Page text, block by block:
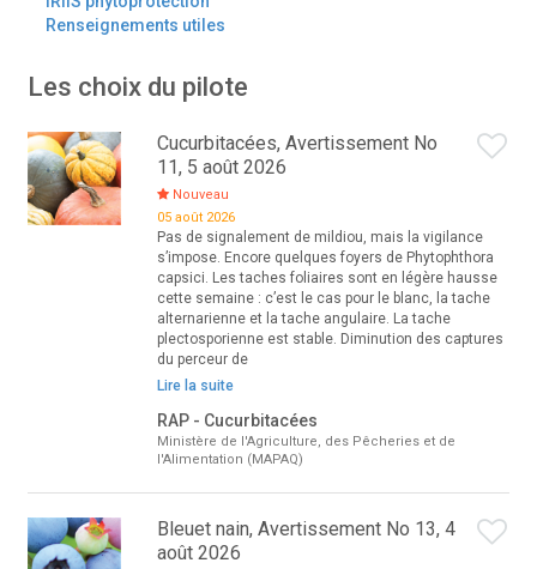
Renseignements utiles
Les choix du pilote
Cucurbitacées, Avertissement No
11, 5 août 2026
Nouveau
05 août 2026
Pas de signalement de mildiou, mais la vigilance
s’impose. Encore quelques foyers de Phytophthora
capsici. Les taches foliaires sont en légère hausse
cette semaine : c’est le cas pour le blanc, la tache
alternarienne et la tache angulaire. La tache
plectosporienne est stable. Diminution des captures
du perceur de
Lire la suite
RAP - Cucurbitacées
Ministère de l'Agriculture, des Pêcheries et de
l'Alimentation (MAPAQ)
Bleuet nain, Avertissement No 13, 4
août 2026